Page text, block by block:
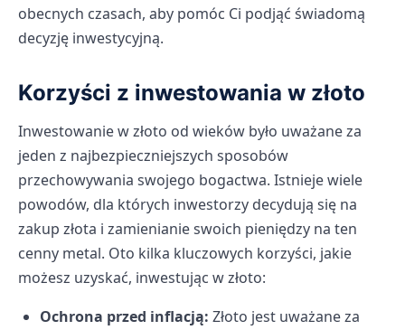
obecnych czasach, aby pomóc Ci podjąć świadomą
decyzję inwestycyjną.
Korzyści z inwestowania w złoto
Inwestowanie w złoto od wieków było uważane za
jeden z najbezpieczniejszych sposobów
przechowywania swojego bogactwa. Istnieje wiele
powodów, dla których inwestorzy decydują się na
zakup złota i zamienianie swoich pieniędzy na ten
cenny metal. Oto kilka kluczowych korzyści, jakie
możesz uzyskać, inwestując w złoto:
Ochrona przed inflacją: Złoto jest uważane za